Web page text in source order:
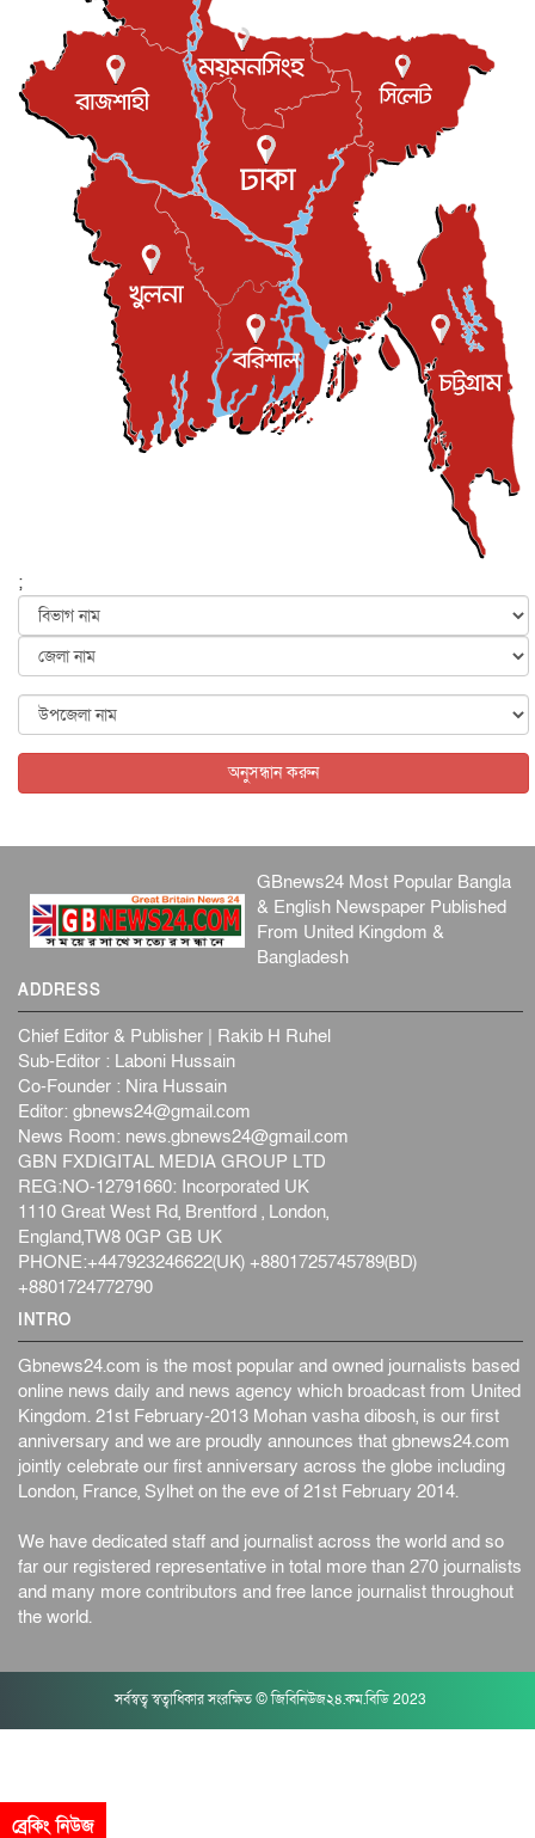
বস্তিতে কেটেছে শৈশব, আজ মুম্বাইয়ে দুই বাড়ির মালিক
বিনোদন ৬ আগস্ট, ২০২৬
যুক্তরাজ্যে বসবাসরত জাতীয়তাবাদী কুলাউড়াবাসীর মত বিনিময়
সভা...
ইউকে কমিউনিটি ৫ আগস্ট, ২০২৬
প্রধানমন্ত্রীকে সৌদি আরব সফরের আমন্ত্রণ
জাতীয় ৫ আগস্ট, ২০২৬
জুলাই গণ-অভ্যুত্থান দিবস আজ, স্মরণে দেশজুড়ে কর্মসূচি
জাতীয় ৫ আগস্ট, ২০২৬
জনগণ পরিবর্তন চেয়েছে বলেই জুলাই আন্দোলন সফল :
৫ আগস্ট, ২০২৬
বেনজীর আহমেদের সঙ্গে পরীমনির ঘনিষ্ঠ সম্পর্ক ছিল : নাসির
মাহম...
জাতীয় ৫ আগস্ট, ২০২৬
হরমুজ নিয়ে ইরান-মার্কিন চুক্তি হতে পারে আজ : মার্কিন অর্থমন...
৫ আগস্ট, ২০২৬
পৃথিবীর দিকে আসছে বিধ্বংসী বস্তু, পারমাণবিক বোমা দিয়ে করা
আন্তর্জাতিক ৫ আগস্ট, ২০২৬
কেনিয়ায় ১৫ হাতির রহস্যজনক মৃত্যু, সন্দেহের মুখে কীটনাশকের
আন্তর্জাতিক ৫ আগস্ট, ২০২৬
;
অনুসন্ধান করুন
GBnews24 Most Popular Bangla
& English Newspaper Published
From United Kingdom &
Bangladesh
ADDRESS
Chief Editor & Publisher | Rakib H Ruhel
Sub-Editor : Laboni Hussain
Co-Founder : Nira Hussain
Editor: gbnews24@gmail.com
News Room: news.gbnews24@gmail.com
GBN FXDIGITAL MEDIA GROUP LTD
REG:NO-12791660: Incorporated UK
1110 Great West Rd, Brentford , London,
England,TW8 0GP GB UK
PHONE:+447923246622(UK) +8801725745789(BD)
+8801724772790
INTRO
Gbnews24.com is the most popular and owned journalists based
online news daily and news agency which broadcast from United
Kingdom. 21st February-2013 Mohan vasha dibosh, is our first
anniversary and we are proudly announces that gbnews24.com
jointly celebrate our first anniversary across the globe including
London, France, Sylhet on the eve of 21st February 2014.
We have dedicated staff and journalist across the world and so
far our registered representative in total more than 270 journalists
and many more contributors and free lance journalist throughout
the world.
সর্বস্বত্ব স্বত্বাধিকার সংরক্ষিত © জিবিনিউজ২৪.কম.বিডি 2023
ব্রেকিং নিউজ